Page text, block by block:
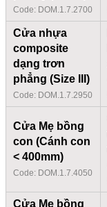
Code: DOM.1.7.2700
Cửa nhựa
composite
dạng trơn
phẳng (Size III)
Code: DOM.1.7.2950
Cửa Mẹ bồng
con (Cánh con
< 400mm)
Code: DOM.1.7.4050
Cửa Mẹ bồng